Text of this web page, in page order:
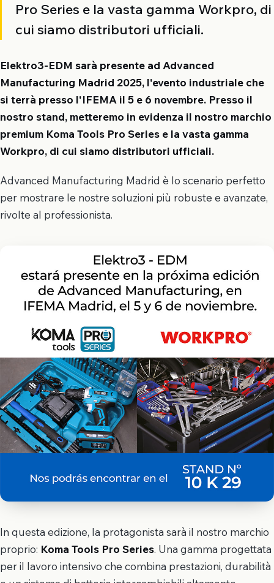
Pro Series e la vasta gamma Workpro, di
cui siamo distributori ufficiali.
Elektro3-EDM sarà presente ad Advanced
Manufacturing Madrid 2025, l'evento industriale che
si terrà presso l'IFEMA il 5 e 6 novembre. Presso il
nostro stand, metteremo in evidenza il nostro marchio
premium Koma Tools Pro Series e la vasta gamma
Workpro, di cui siamo distributori ufficiali.
Advanced Manufacturing Madrid è lo scenario perfetto
per mostrare le nostre soluzioni più robuste e avanzate,
rivolte al professionista.
In questa edizione, la protagonista sarà il nostro marchio
proprio: Koma Tools Pro Series. Una gamma progettata
per il lavoro intensivo che combina prestazioni, durabilità